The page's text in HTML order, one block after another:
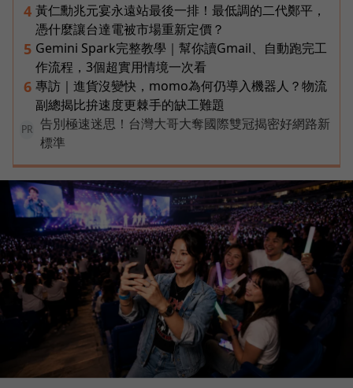
4 黃仁勳兆元宴永遠站最後一排！最低調的二代鄭平，
憑什麼讓台達電被市場重新定價？
5 Gemini Spark完整教學｜幫你讀Gmail、自動跑完工
作流程，3個超實用情境一次看
6 專訪｜進貨沒變快，momo為何仍導入機器人？物流
副總揭比拚速度更棘手的缺工難題
PR
告別極速迷思！台灣大哥大奪國際雙冠揭密好網路新
標準